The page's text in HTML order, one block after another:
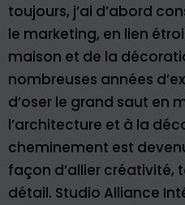
toujours, j’ai d’abord
le marketing, en lien
maison et de la
nombreuses années
d’oser le grand saut en
l’architecture et à la
cheminement est
façon d’allier créativité,
détail. Studio Alliance